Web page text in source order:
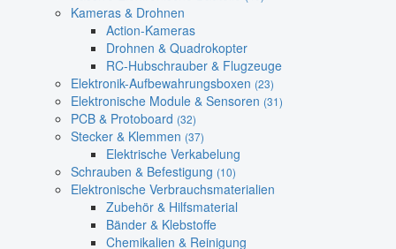
Kameras & Drohnen
Action-Kameras
Drohnen & Quadrokopter
RC-Hubschrauber & Flugzeuge
Elektronik-Aufbewahrungsboxen (23)
Elektronische Module & Sensoren (31)
PCB & Protoboard (32)
Stecker & Klemmen (37)
Elektrische Verkabelung
Schrauben & Befestigung (10)
Elektronische Verbrauchsmaterialien
Zubehör & Hilfsmaterial
Bänder & Klebstoffe
Chemikalien & Reinigung